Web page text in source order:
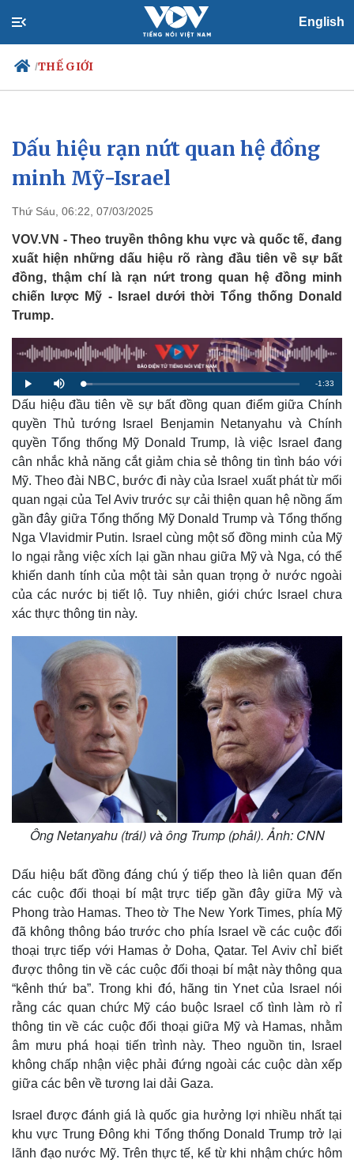
English
/THẾ GIỚI
Chính trị
Đảng
Tổ chức nhân sự
Nhận diện sự thật
Xã hội
Việc làm
Biển đảo
Dấu hiệu rạn nứt quan hệ đồng
minh Mỹ-Israel
Thứ Sáu, 06:22, 07/03/2025
VOV.VN - Theo truyền thông khu vực và quốc tế, đang
xuất hiện những dấu hiệu rõ ràng đầu tiên về sự bất
đồng, thậm chí là rạn nứt trong quan hệ đồng minh
chiến lược Mỹ - Israel dưới thời Tổng thống Donald
Trump.
P
l
a
y
M
u
t
e
L
o
a
d
d
4
.
0
R
e
i
n
n
g
T
-1:33
Dấu hiệu đầu tiên về sự bất đồng quan điểm giữa Chính
quyền Thủ tướng Israel Benjamin Netanyahu và Chính
quyền Tổng thống Mỹ Donald Trump, là việc Israel đang
cân nhắc khả năng cắt giảm chia sẻ thông tin tình báo với
Mỹ. Theo đài NBC, bước đi này của Israel xuất phát từ mối
quan ngại của Tel Aviv trước sự cải thiện quan hệ nồng ấm
gần đây giữa Tổng thống Mỹ Donald Trump và Tổng thống
Nga Vlavidmir Putin. Israel cùng một số đồng minh của Mỹ
lo ngại rằng việc xích lại gần nhau giữa Mỹ và Nga, có thể
khiến danh tính của một tài sản quan trọng ở nước ngoài
của các nước bị tiết lộ. Tuy nhiên, giới chức Israel chưa
xác thực thông tin này.
Ông Netanyahu (trái) và ông Trump (phải). Ảnh: CNN
Dấu hiệu bất đồng đáng chú ý tiếp theo là liên quan đến
các cuộc đối thoại bí mật trực tiếp gần đây giữa Mỹ và
Phong trào Hamas. Theo tờ The New York Times, phía Mỹ
đã không thông báo trước cho phía Israel về các cuộc đối
thoại trực tiếp với Hamas ở Doha, Qatar. Tel Aviv chỉ biết
được thông tin về các cuộc đối thoại bí mật này thông qua
“kênh thứ ba”. Trong khi đó, hãng tin Ynet của Israel nói
rằng các quan chức Mỹ cáo buộc Israel cố tình làm rò rỉ
thông tin về các cuộc đối thoại giữa Mỹ và Hamas, nhằm
âm mưu phá hoại tiến trình này. Theo nguồn tin, Israel
không chấp nhận việc phải đứng ngoài các cuộc dàn xếp
giữa các bên về tương lai dải Gaza.
Israel được đánh giá là quốc gia hưởng lợi nhiều nhất tại
khu vực Trung Đông khi Tổng thống Donald Trump trở lại
lãnh đạo nước Mỹ. Trên thực tế, kể từ khi nhậm chức hôm